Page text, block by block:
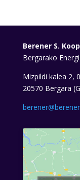
Berener S.
Bergarako
Mizpildi kalea 2,
20570 Bergara